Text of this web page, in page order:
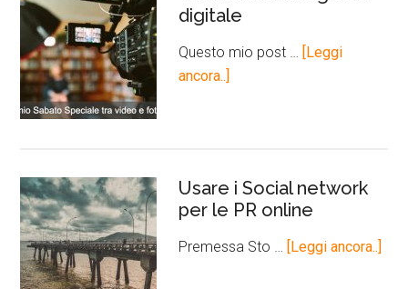
digitale
Questo mio post … [Leggi
ancora..]
Usare i Social network
per le PR online
Premessa Sto … [Leggi ancora..]